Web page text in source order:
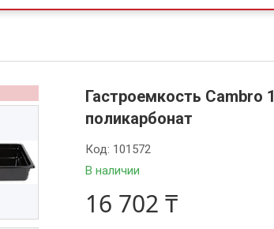
Гастроемкость Cambro
поликарбонат
В наличии
Код: 101572
16 702 ₸